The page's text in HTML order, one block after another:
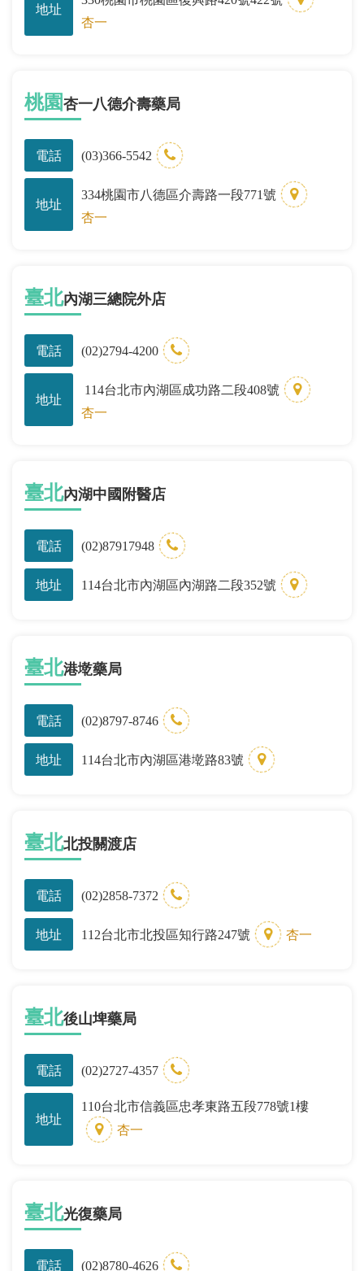
地址
杏一
桃園杏一八德介壽藥局
電話 (03)366-5542
地址
334桃園市八德區介壽路一段771號
杏一
臺北內湖三總院外店
電話 (02)2794-4200
地址
114台北市內湖區成功路二段408號
杏一
臺北內湖中國附醫店
電話 (02)87917948
地址 114台北市內湖區內湖路二段352號
臺北港墘藥局
電話 (02)8797-8746
地址 114台北市內湖區港墘路83號
臺北北投關渡店
電話 (02)2858-7372
地址 112台北市北投區知行路247號 杏一
臺北後山埤藥局
電話 (02)2727-4357
地址
110台北市信義區忠孝東路五段778號1樓
杏一
臺北光復藥局
電話 (02)8780-4626